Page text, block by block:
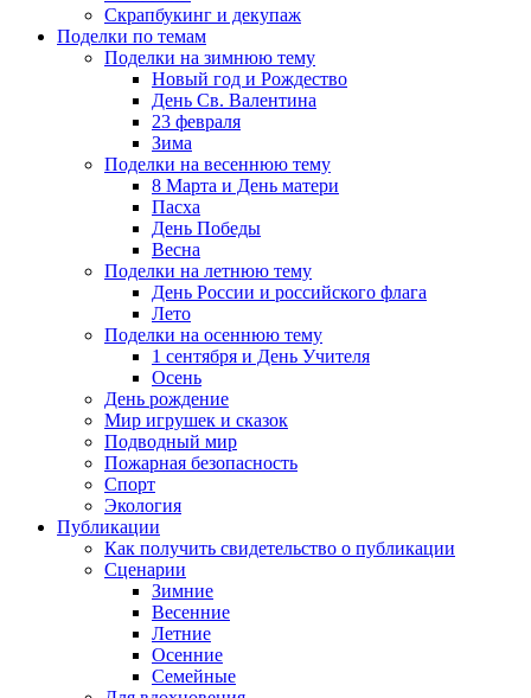
Скрапбукинг и декупаж
Поделки по темам
Поделки на зимнюю тему
Новый год и Рождество
День Св. Валентина
23 февраля
Зима
Поделки на весеннюю тему
8 Марта и День матери
Пасха
День Победы
Весна
Поделки на летнюю тему
День России и российского флага
Лето
Поделки на осеннюю тему
1 сентября и День Учителя
Осень
День рождение
Мир игрушек и сказок
Подводный мир
Пожарная безопасность
Спорт
Экология
Публикации
Как получить свидетельство о публикации
Сценарии
Зимние
Весенние
Летние
Осенние
Семейные